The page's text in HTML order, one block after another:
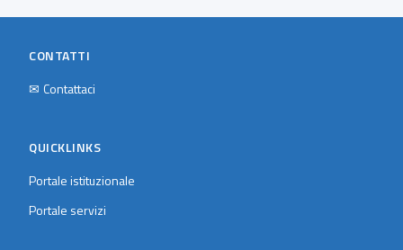
CONTATTI
✉ Contattaci
QUICKLINKS
Portale istituzionale
Portale servizi